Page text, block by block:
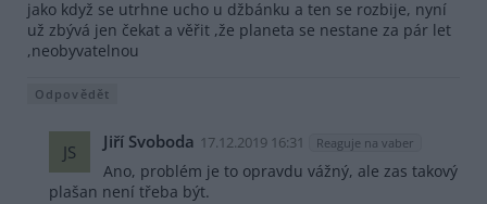
jako když se utrhne ucho u džbánku a ten se rozbije, nyní
už zbývá jen čekat a věřit ,že planeta se nestane za pár let
,neobyvatelnou
Odpovědět
JS Jiří Svoboda 17.12.2019 16:31 Reaguje na vaber
Ano, problém je to opravdu vážný, ale zas takový
plašan není třeba být.